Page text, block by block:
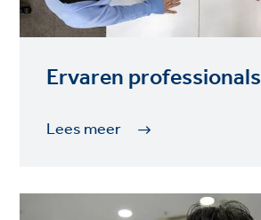
Ervaren professionals
Lees meer